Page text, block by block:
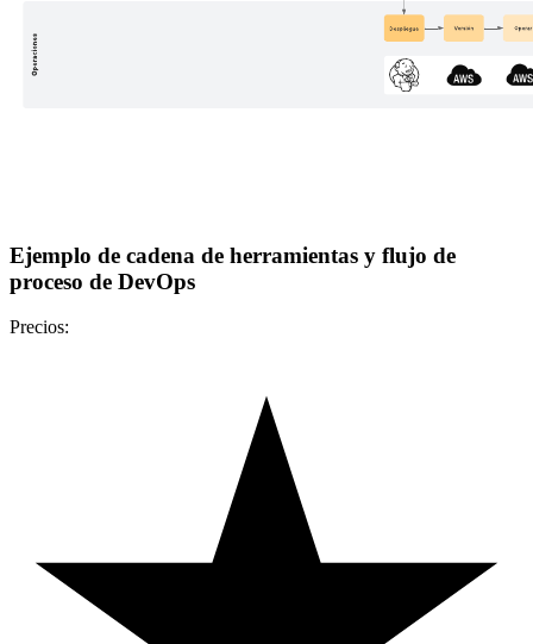
Ejemplo de cadena de herramientas y flujo de
proceso de DevOps
Precios: